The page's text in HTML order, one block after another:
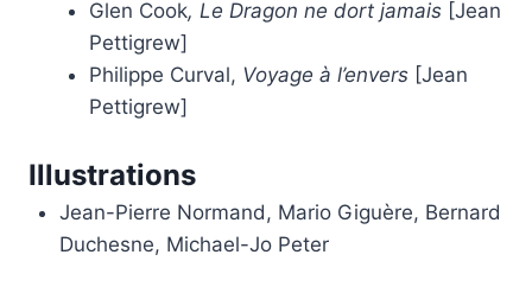
Glen Cook, Le Dragon ne dort jamais [Jean
Pettigrew]
Philippe Curval, Voyage à l’envers [Jean
Pettigrew]
Illustrations
Jean-Pierre Normand, Mario Giguère, Bernard
Duchesne, Michael-Jo Peter